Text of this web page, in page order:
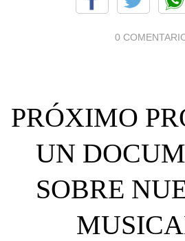
0
PRÓXIMO
UN
SOBRE